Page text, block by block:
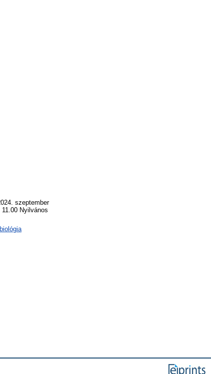
szeptember
Nyilvános